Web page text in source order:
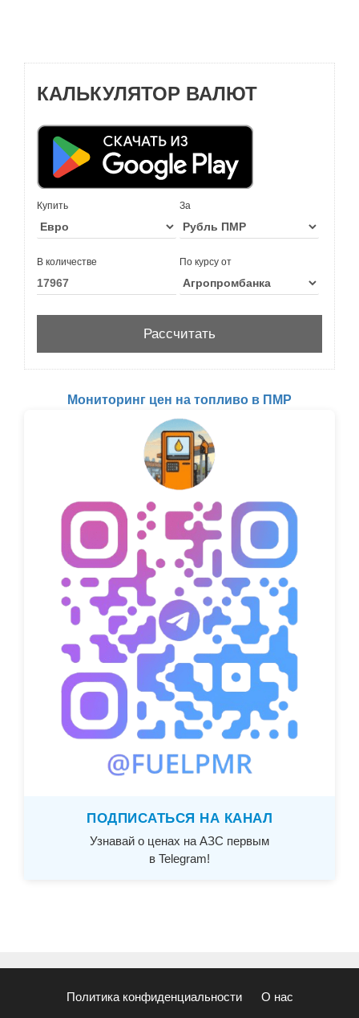
КАЛЬКУЛЯТОР ВАЛЮТ
Купить За
В количестве По курсу от
Мониторинг цен на топливо в ПМР
ПОДПИСАТЬСЯ НА КАНАЛ
Узнавай о ценах на АЗС первым
в Telegram!
Политика конфиденциальности О нас